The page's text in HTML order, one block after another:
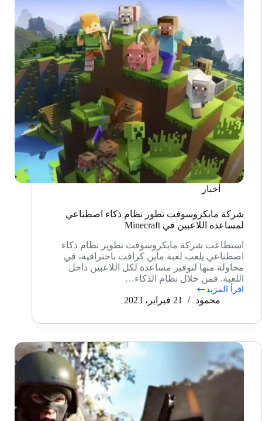
أخبار
شركة مايكروسوفت تطور نظام ذكاء اصطناعي
لمساعدة اللاعبين في Minecraft
استطاعت شركة مايكروسوفت تطوير نظام ذكاء
اصطناعي يلعب لعبة ماين كرافت باحترافية، في
محاولة منها لتوفير مساعدة لكل اللاعبين داخل
اللعبة. فمن خلال نظام الذكاء…
اقرأ المزيد
شركة
مايكروسوفت
نظام
اصطناعي
لمساعدة
اللاعبين
محمود 21 فبراير، 2023